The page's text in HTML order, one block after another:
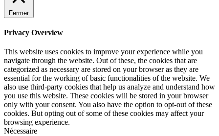
Fermer
Privacy Overview
This website uses cookies to improve your experience while you
navigate through the website. Out of these, the cookies that are
categorized as necessary are stored on your browser as they are
essential for the working of basic functionalities of the website. We
also use third-party cookies that help us analyze and understand how
you use this website. These cookies will be stored in your browser
only with your consent. You also have the option to opt-out of these
cookies. But opting out of some of these cookies may affect your
browsing experience.
Nécessaire